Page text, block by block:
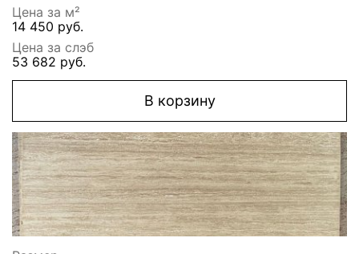
Цена за м²
14 450 руб.
Цена за слэб
53 682 руб.
В корзину